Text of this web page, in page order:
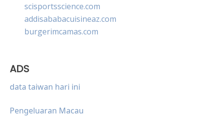
scisportsscience.com
addisababacuisineaz.com
burgerimcamas.com
ADS
data taiwan hari ini
Pengeluaran Macau